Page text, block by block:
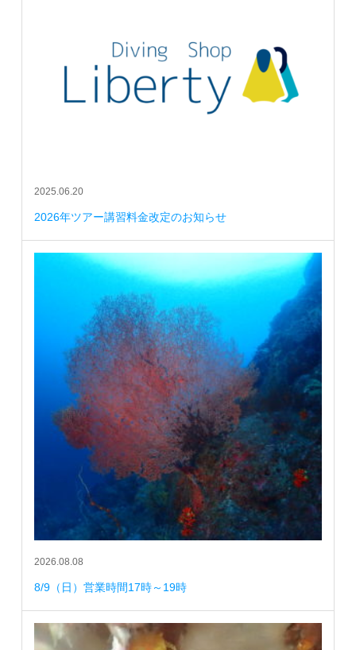
2025.06.20
2026年ツアー講習料金改定のお知らせ
2026.08.08
8/9（日）営業時間17時～19時